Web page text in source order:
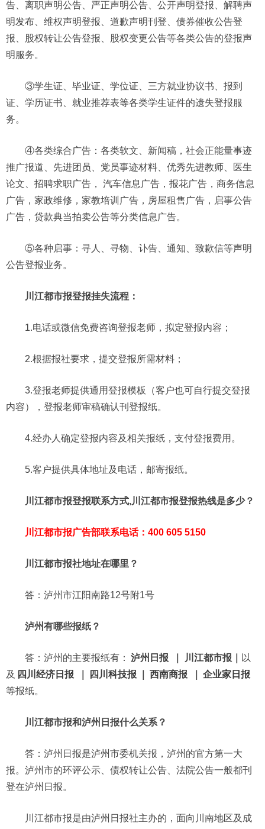
告、离职声明公告、严正声明公告、公开声明登报、解聘声
明发布、维权声明登报、道歉声明刊登、债券催收公告登
报、股权转让公告登报、股权变更公告等各类公告的登报声
明服务。
③学生证、毕业证、学位证、三方就业协议书、报到
证、学历证书、就业推荐表等各类学生证件的遗失登报服
务。
④各类综合广告：各类软文、新闻稿，社会正能量事迹
推广报道、先进团员、党员事迹材料、优秀先进教师、医生
论文、招聘求职广告， 汽车信息广告，报花广告，商务信息
广告，家政维修，家教培训广告，房屋租售广告，启事公告
广告，贷款典当拍卖公告等分类信息广告。
⑤各种启事：寻人、寻物、讣告、通知、致歉信等声明
公告登报业务。
川江都市报登报挂失流程：
1.电话或微信免费咨询登报老师，拟定登报内容；
2.根据报社要求，提交登报所需材料；
3.登报老师提供通用登报模板（客户也可自行提交登报
内容），登报老师审稿确认刊登报纸。
4.经办人确定登报内容及相关报纸，支付登报费用。
5.客户提供具体地址及电话，邮寄报纸。
川江都市报登报联系方式,川江都市报登报热线是多少？
川江都市报广告部联系电话：400 605 5150
川江都市报社地址在哪里？
答：泸州市江阳南路12号附1号
泸州有哪些报纸？
答：泸州的主要报纸有： 泸州日报 ｜ 川江都市报｜
以
及 四川经济日报 四川科技报 西南商报
企业家日报
等报纸。
川江都市报和泸州日报什么关系？
答：泸州日报是泸州市委机关报，泸州的官方第一大
报。泸州市的环评公示、债权转让公告、法院公告一般都刊
登在泸州日报。
川江都市报是由泸州日报社主办的，面向川南地区及成